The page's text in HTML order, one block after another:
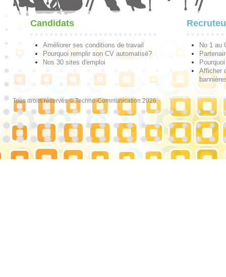
Candidats
Améliorer ses conditions de travail
Pourquoi remplir son CV automatisé?
Nos 30 sites d'emploi
No 1 au
Afficher
Tous droits réservés © Techno-Communication 2026